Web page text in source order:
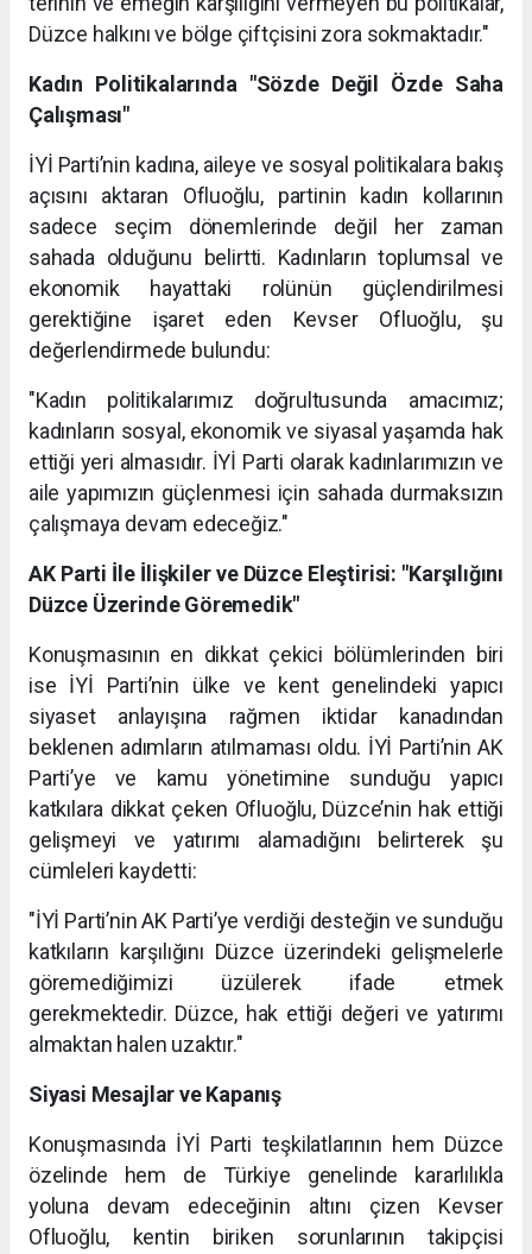
Düzce halkını ve bölge çiftçisini zora sokmaktadır."
Kadın Politikalarında "Sözde Değil Özde Saha
Çalışması"
İYİ Parti’nin kadına, aileye ve sosyal politikalara bakış
açısını aktaran Ofluoğlu, partinin kadın kollarının
sadece seçim dönemlerinde değil her zaman
sahada olduğunu belirtti. Kadınların toplumsal ve
ekonomik hayattaki rolünün güçlendirilmesi
gerektiğine işaret eden Kevser Ofluoğlu, şu
değerlendirmede bulundu:
"Kadın politikalarımız doğrultusunda amacımız;
kadınların sosyal, ekonomik ve siyasal yaşamda hak
ettiği yeri almasıdır. İYİ Parti olarak kadınlarımızın ve
aile yapımızın güçlenmesi için sahada durmaksızın
çalışmaya devam edeceğiz."
AK Parti İle İlişkiler ve Düzce Eleştirisi: "Karşılığını
Düzce Üzerinde Göremedik"
Konuşmasının en dikkat çekici bölümlerinden biri
ise İYİ Parti’nin ülke ve kent genelindeki yapıcı
siyaset anlayışına rağmen iktidar kanadından
beklenen adımların atılmaması oldu. İYİ Parti’nin AK
Parti’ye ve kamu yönetimine sunduğu yapıcı
katkılara dikkat çeken Ofluoğlu, Düzce’nin hak ettiği
gelişmeyi ve yatırımı alamadığını belirterek şu
cümleleri kaydetti:
"İYİ Parti’nin AK Parti’ye verdiği desteğin ve sunduğu
katkıların karşılığını Düzce üzerindeki gelişmelerle
göremediğimizi üzülerek ifade etmek
gerekmektedir. Düzce, hak ettiği değeri ve yatırımı
almaktan halen uzaktır."
Siyasi Mesajlar ve Kapanış
Konuşmasında İYİ Parti teşkilatlarının hem Düzce
özelinde hem de Türkiye genelinde kararlılıkla
yoluna devam edeceğinin altını çizen Kevser
Ofluoğlu, kentin biriken sorunlarının takipçisi